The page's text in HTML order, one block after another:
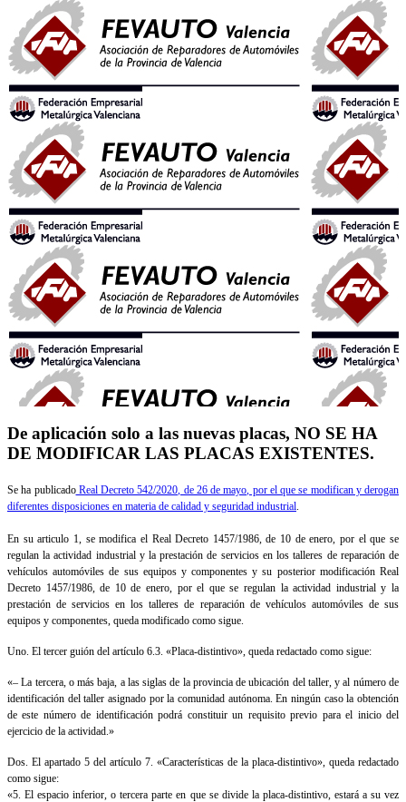
De aplicación solo a las nuevas placas, NO SE HA
DE MODIFICAR LAS PLACAS EXISTENTES.
Se ha publicadoReal Decreto 542/2020, de 26 de mayo, por el que se modifican y derogan
diferentes disposiciones en materia de calidad y seguridad industrial.
En su articulo 1, se modifica el Real Decreto 1457/1986, de 10 de enero, por el que se
regulan la actividad industrial y la prestación de servicios en los talleres de reparación de
vehículos automóviles de sus equipos y componentes y su posterior modificación Real
Decreto 1457/1986, de 10 de enero, por el que se regulan la actividad industrial y la
prestación de servicios en los talleres de reparación de vehículos automóviles de sus
equipos y componentes, queda modificado como sigue.
Uno. El tercer guión del artículo 6.3. «Placa-distintivo», queda redactado como sigue:
«– La tercera, o más baja, a las siglas de la provincia de ubicación del taller, y al número de
identificación del taller asignado por la comunidad autónoma. En ningún caso la obtención
de este número de identificación podrá constituir un requisito previo para el inicio del
ejercicio de la actividad.»
Dos. El apartado 5 del artículo 7. «Características de la placa-distintivo», queda redactado
como sigue:
«5. El espacio inferior, o tercera parte en que se divide la placa-distintivo, estará a su vez